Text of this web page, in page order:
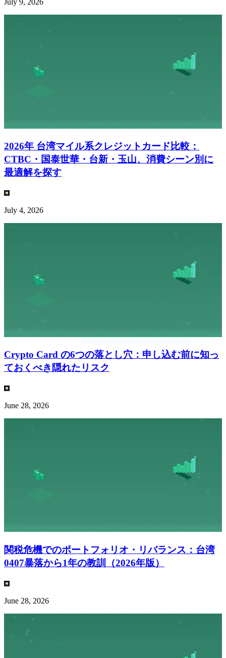
July 9, 2026
2026年 台湾マイル系クレジットカード比較：
CTBC・国泰世華・台新・玉山、消費シーン別に
最適解を探す
July 4, 2026
Crypto Card の6つの落とし穴：申し込む前に知っ
ておくべき隠れたリスク
June 28, 2026
関税危機でのポートフォリオ・リバランス：台湾
0407暴落から1年の教訓（2026年版）
June 28, 2026